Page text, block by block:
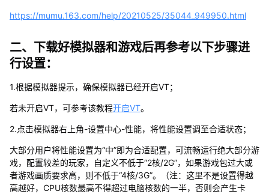
https://mumu.163.com/help/20210525/35044_949950.html
二、下载好模拟器和游戏后再参考以下步骤进
行设置：
1.根据模拟器提示，确保模拟器已经开启VT；
若未开启VT，可参考该教程开启VT。
2.点击模拟器右上角-设置中心-性能，将性能设置调至合适状态；
大部分用户将性能设置为“中”即为合适配置，可流畅运行绝大部分游
戏，配置较差的玩家，自定义不低于“2核/2G”，如果游戏包过大或
者游戏画质要求高，则不低于“4核/3G”。（注：这里不是设置得越
高越好，CPU核数最高不得超过电脑核数的一半，否则会产生卡